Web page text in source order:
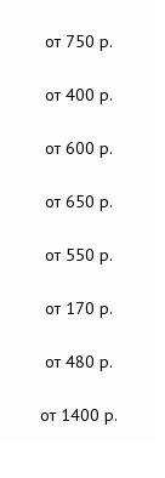
от 750 р.
от 400 р.
от 600 р.
от 650 р.
от 550 р.
от 170 р.
от 480 р.
от 1400 р.